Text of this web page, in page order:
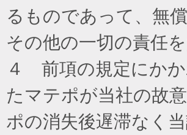
るものであって、無
その他の一切の責任
４ 前項の規定にかか
たマテポが当社の故
ポの消失後遅滞なく